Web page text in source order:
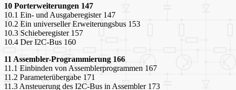
10 Porterweiterungen 147
10.1 Ein- und Ausgaberegister 147
10.2 Ein universeller Erweiterungsbus 153
10.3 Schieberegister 157
10.4 Der I2C-Bus 160
11 Assembler-Programmierung 166
11.1 Einbinden von Assemblerprogrammen 167
11.2 Parameterübergabe 171
11.3 Ansteuerung des I2C-Bus in Assembler 173